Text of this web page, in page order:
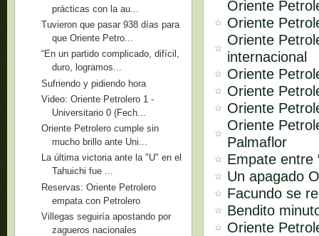
Oriente
Oriente
Oriente
internacional
Oriente
Oriente
Oriente
Oriente
Palmaflor
Empate entre
Un apagado
Facundo se
Bendito
Oriente
prácticas con la au...
Tuvieron que pasar 938 días para
que Oriente Petro...
“En un partido complicado, difícil,
duro, logramos...
Sufriendo y pidiendo hora
Video: Oriente Petrolero 1 -
Universitario 0 (Fech...
Oriente Petrolero cumple sin
mucho brillo ante Uni...
La última victoria ante la "U" en el
Tahuichi fue ...
Reservas: Oriente Petrolero
empata con Petrolero
Villegas seguiría apostando por
zagueros nacionales